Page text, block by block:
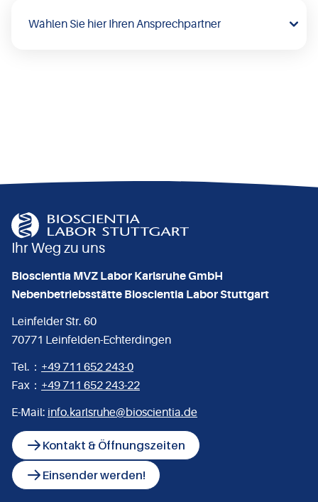
Ihr Weg zu uns
Bioscientia MVZ Labor Karlsruhe GmbH
Nebenbetriebsstätte Bioscientia Labor Stuttgart
Leinfelder Str. 60
70771 Leinfelden-Echterdingen
Tel.： +49 711 652 243-0
Fax： +49 711 652 243-22
E-Mail: info.karlsruhe@bioscientia.de
Kontakt & Öffnungszeiten
Einsender werden!